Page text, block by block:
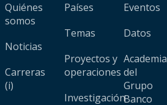
Quiénes
somos
Noticias
Carreras
(i)
Países
Temas
Proyectos y
operaciones
Investigación
Eventos
Datos
Academia
del
Grupo
Banco